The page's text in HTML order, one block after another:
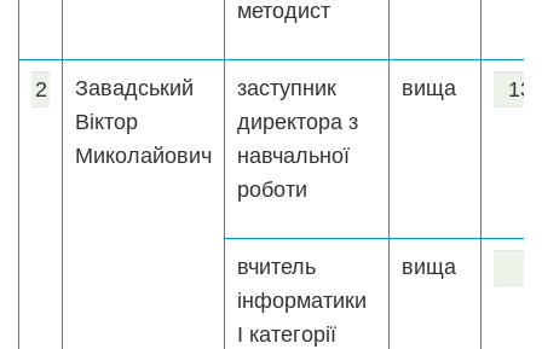
методист
2
Завадський
Віктор
Миколайович
заступник
директора з
навчальної
роботи
вища
вчитель
інформатики
І категорії
вища